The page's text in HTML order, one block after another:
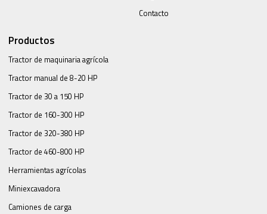
Contacto
Productos
Tractor de maquinaria agrícola
Tractor manual de 8-20 HP
Tractor de 30 a 150 HP
Tractor de 160-300 HP
Tractor de 320-380 HP
Tractor de 460-800 HP
Herramientas agrícolas
Miniexcavadora
Camiones de carga